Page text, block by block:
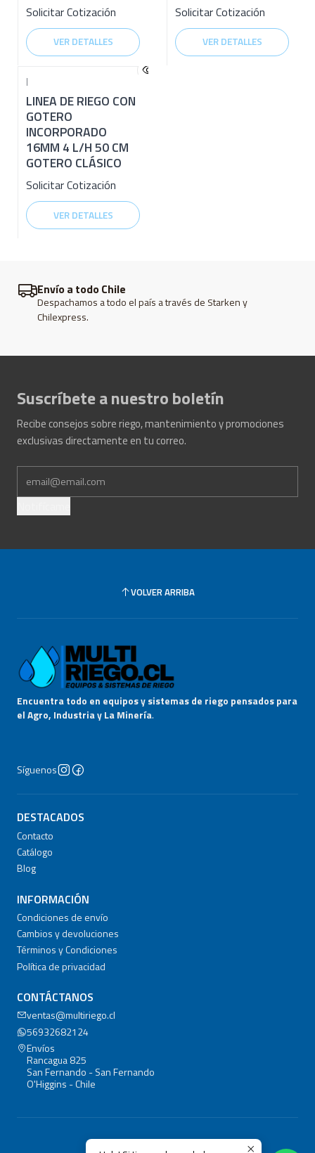
Solicitar Cotización
VER DETALLES
Solicitar Cotización
VER DETALLES
|
LINEA DE RIEGO CON
GOTERO
INCORPORADO
16MM 4 L/H 50 CM
GOTERO CLÁSICO
Solicitar Cotización
VER DETALLES
Envío a todo Chile
Despachamos a todo el país a través de Starken y
Chilexpress.
Suscríbete a nuestro boletín
Recibe consejos sobre riego, mantenimiento y promociones
exclusivas directamente en tu correo.
VOLVER ARRIBA
Encuentra todo en equipos y sistemas de riego pensados para
el Agro, Industria y La Minería.
Síguenos
DESTACADOS
Contacto
Catálogo
Blog
INFORMACIÓN
Condiciones de envío
Cambios y devoluciones
Términos y Condiciones
Política de privacidad
CONTÁCTANOS
ventas@multiriego.cl
56932682124
Envíos
Rancagua 825
San Fernando - San Fernando
O'Higgins - Chile